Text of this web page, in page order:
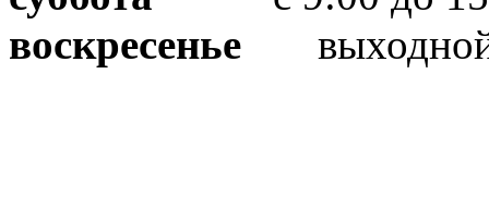
воскресенье